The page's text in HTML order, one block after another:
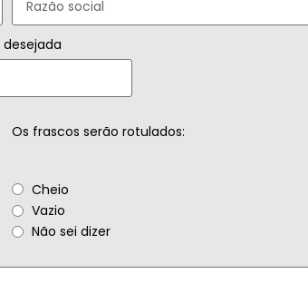
Os frascos serão rotulados:
Cheio
Vazio
Não sei dizer